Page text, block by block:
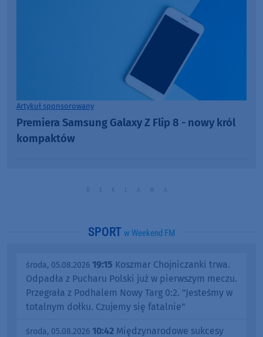
Artykuł sponsorowany
Premiera Samsung Galaxy Z Flip 8 - nowy król
kompaktów
SPORT w Weekend FM
środa, 05.08.2026 19:15 Koszmar Chojniczanki trwa.
Odpadła z Pucharu Polski już w pierwszym meczu.
Przegrała z Podhalem Nowy Targ 0:2. "Jesteśmy w
totalnym dołku. Czujemy się fatalnie"
środa, 05.08.2026 10:42 Międzynarodowe sukcesy